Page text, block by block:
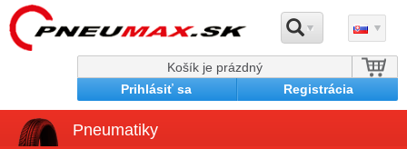
Košík je prázdný
Prihlásiť sa
Registrácia
Pneumatiky